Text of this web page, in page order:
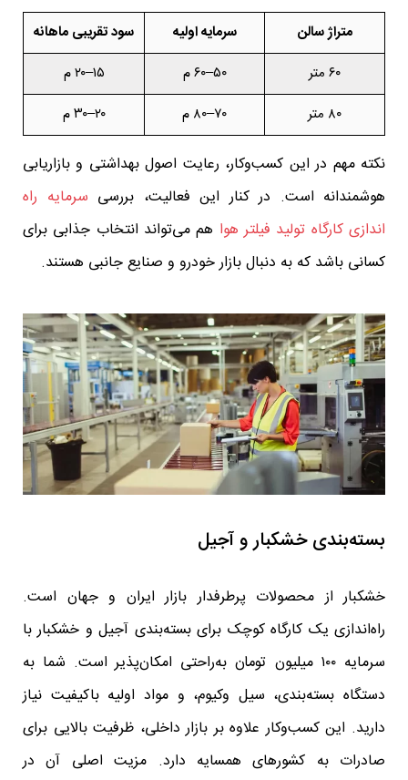
متراژ سالن سرمایه اولیه
سود تقریبی ماهانه
۶۰ متر
۵۰–۶۰ م
۱۵–۲۰ م
۸۰ متر
۷۰–۸۰ م ۲۰–۳۰ م
نکته مهم در این کسب‌وکار، رعایت اصول بهداشتی و بازاریابی
هوشمندانه است. در کنار این فعالیت، بررسی سرمایه راه
اندازی کارگاه تولید فیلتر هوا هم می‌تواند انتخاب جذابی برای
کسانی باشد که به دنبال بازار خودرو و صنایع جانبی هستند.
بسته‌بندی خشکبار و آجیل
خشکبار از محصولات پرطرفدار بازار ایران و جهان است.
راه‌اندازی یک کارگاه کوچک برای بسته‌بندی آجیل و خشکبار با
سرمایه ۱۰۰ میلیون تومان به‌راحتی امکان‌پذیر است. شما به
دستگاه بسته‌بندی، سیل وکیوم، و مواد اولیه باکیفیت نیاز
دارید. این کسب‌وکار علاوه بر بازار داخلی، ظرفیت بالایی برای
صادرات به کشورهای همسایه دارد. مزیت اصلی آن در